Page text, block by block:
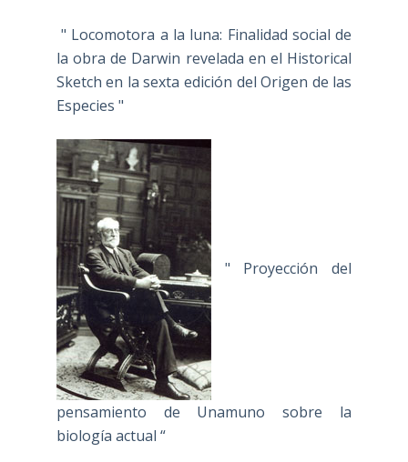
" Locomotora a la luna: Finalidad social de
la obra de Darwin revelada en el Historical
Sketch en la sexta edición del Origen de las
Especies "
" Proyección del
pensamiento de Unamuno sobre la
biología actual “